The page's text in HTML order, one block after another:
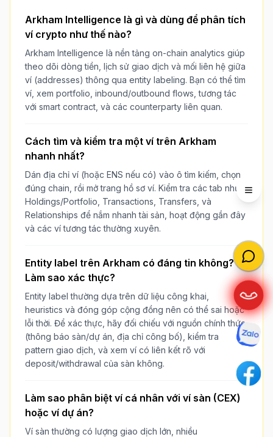
Arkham Intelligence là gì và dùng để phân tích
ví crypto như thế nào?
Arkham Intelligence là nền tảng on-chain analytics giúp
theo dõi dòng tiền, lịch sử giao dịch và mối liên hệ giữa
ví (addresses) thông qua entity labeling. Bạn có thể tìm
ví, xem portfolio, inbound/outbound flows, tương tác
với smart contract, và các counterparty liên quan.
Cách tìm và kiểm tra một ví trên Arkham
nhanh nhất?
Dán địa chỉ ví (hoặc ENS nếu có) vào ô tìm kiếm, chọn
đúng chain, rồi mở trang hồ sơ ví. Kiểm tra các tab như
Holdings/Portfolio, Transactions, Transfers, và
Relationships để nắm nhanh tài sản, hoạt động gần đây
và các ví tương tác thường xuyên.
Entity label trên Arkham có đáng tin không?
Làm sao xác thực?
Entity label thường dựa trên dữ liệu công khai,
heuristics và đóng góp cộng đồng nên có thể sai hoặc
lỗi thời. Để xác thực, hãy đối chiếu với nguồn chính thức
(thông báo sàn/dự án, địa chỉ công bố), kiểm tra
pattern giao dịch, và xem ví có liên kết rõ với
deposit/withdrawal của sàn không.
Làm sao phân biệt ví cá nhân với ví sàn (CEX)
hoặc ví dự án?
Ví sàn thường có lượng giao dịch lớn, nhiều